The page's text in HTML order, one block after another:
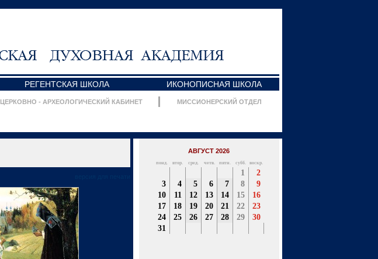
РЕГЕНТСКАЯ ШКОЛА ИКОНОПИСНАЯ ШКОЛА
ЦЕРКОВНО - АРХЕОЛОГИЧЕСКИЙ КАБИНЕТ МИССИОНЕРСКИЙ ОТДЕЛ
АВГУСТ 2026
понд. втор. сред. четв. пятн. субб. воскр.
1
2
3
4 5 6 7 8
9
10
11 12 13 14 15
16
17
18 19 20 21 22
23
24
25 26 27 28 29
30
31